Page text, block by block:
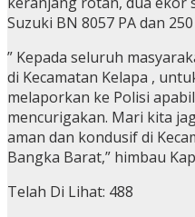
Suzuki BN 8057 PA dan
” Kepada seluruh
di Kecamatan Kelapa ,
melaporkan ke Polisi
mencurigakan. Mari kita
aman dan kondusif di
Bangka Barat,” himbau
Telah Di Lihat: 488